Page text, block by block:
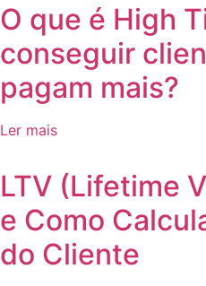
O que é High
conseguir
pagam mais?
Ler mais
LTV (Lifetime
e Como
do Cliente